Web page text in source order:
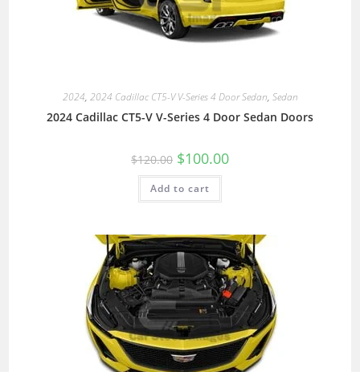
2024, 2024 Cadillac CT5-V V-Series 4 Door Sedan, Sedan
2024 Cadillac CT5-V V-Series 4 Door Sedan Doors
$120.00 $100.00
Add to cart